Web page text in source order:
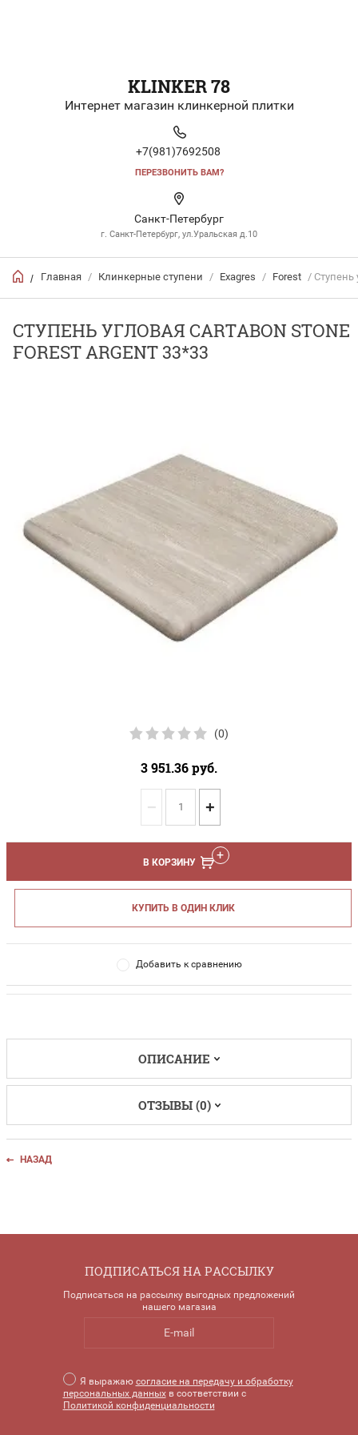
KLINKER 78
Интернет магазин клинкерной плитки
+7(981)7692508
ПЕРЕЗВОНИТЬ ВАМ?
Санкт-Петербург
г. Санкт-Петербург, ул.Уральская д.10
/ Главная / Клинкерные ступени / Exagres / Forest / Ступень
СТУПЕНЬ УГЛОВАЯ CARTABON STONE
FOREST ARGENT 33*33
(0)
3 951.36руб.
− +
В КОРЗИНУ
КУПИТЬ В ОДИН КЛИК
Добавить к сравнению
ОПИСАНИЕ
ОТЗЫВЫ (0)
НАЗАД
ПОДПИСАТЬСЯ НА РАССЫЛКУ
Подписаться на рассылку выгодных предложений
нашего магазиа
Я выражаю согласие на передачу и обработку
персональных данныхв соответствии с
Политикой конфиденциальности